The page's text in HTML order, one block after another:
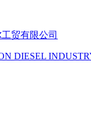
贸有限公司
DIESEL